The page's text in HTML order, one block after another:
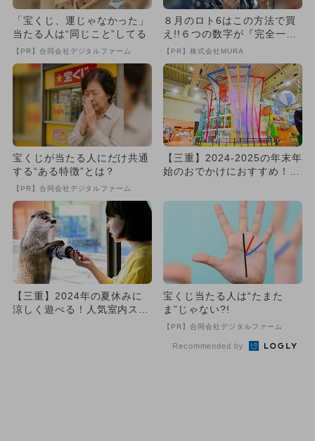
「宝くじ、運じゃなかった」
当たる人は“同じこと”してる
【PR】合同会社デジタルファーム
８月のロト6はこの方法で買
え!!６つの数字が『完全一
致』する方法
【PR】株式会社MURA
宝くじが当たる人にだけ共通
する“ある特徴”とは？
【PR】合同会社デジタルファーム
【三重】2024-2025の年末年
始のおでかけにおすすめ！人
【三重】2024年の夏休みに
涼しく遊べる！人気室内スポ
宝くじ当たる人は“たまた
ま”じゃない?!
【PR】合同会社デジタルファーム
Recommended by